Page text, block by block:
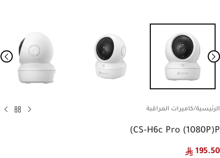
الرئيسية/كاميرات المراقبة
CS-H6c Pro (1080P)P)
195.50